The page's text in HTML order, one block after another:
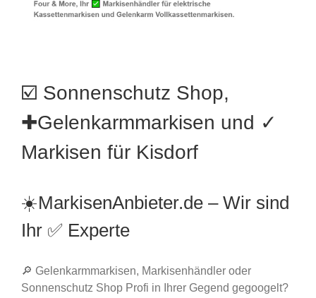
☑️ Sonnenschutz Shop,
✚Gelenkarmmarkisen und ✓
Markisen für Kisdorf
☀️MarkisenAnbieter.de – Wir sind
Ihr ✅ Experte
🔎 Gelenkarmmarkisen, Markisenhändler oder
Sonnenschutz Shop Profi in Ihrer Gegend gegoogelt?